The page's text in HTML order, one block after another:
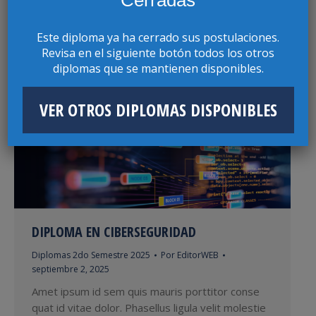
septiembre 2, 2025
Amet ipsum id sem quis mauris porttitor conse
quat id vitae dolor. Phasellus ligula velit molestie
rhoncus ullamcorper mauris ultricies mi at
pharetra lorem.
DIPLOMA EN CIBERSEGURIDAD
Diplomas 2do Semestre 2025 Por EditorWEB
septiembre 2, 2025
Amet ipsum id sem quis mauris porttitor conse
quat id vitae dolor. Phasellus ligula velit molestie
Este diploma ya ha cerrado sus postulaciones.
Revisa en el siguiente botón todos los otros
diplomas que se mantienen disponibles.
VER OTROS DIPLOMAS DISPONIBLES